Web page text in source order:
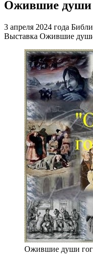
Ожившие души
3 апреля 2024 года
Выставка Ожившие
Ожившие души